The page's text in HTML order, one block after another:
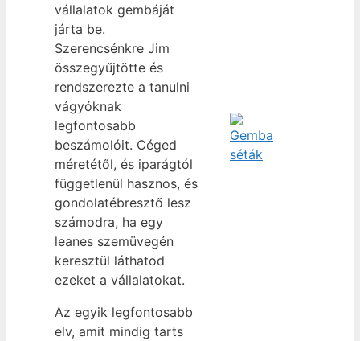
vállalatok gembáját
járta be.
Szerencsénkre Jim
összegyűjtötte és
rendszerezte a tanulni
vágyóknak
legfontosabb
beszámolóit. Céged
méretétől, és iparágtól
függetlenül hasznos, és
gondolatébresztő lesz
számodra, ha egy
leanes szemüvegén
keresztül láthatod
ezeket a vállalatokat.
Az egyik legfontosabb
elv, amit mindig tarts